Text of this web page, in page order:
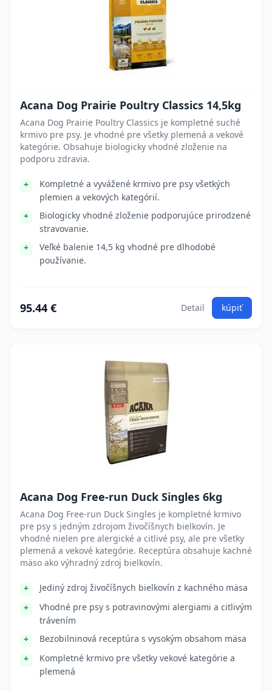
Acana Dog Prairie Poultry Classics 14,5kg
Acana Dog Prairie Poultry Classics je kompletné suché
krmivo pre psy. Je vhodné pre všetky plemená a vekové
kategórie. Obsahuje biologicky vhodné zloženie na
podporu zdravia.
Kompletné a vyvážené krmivo pre psy všetkých
plemien a vekových kategórií.
Biologicky vhodné zloženie podporujúce prirodzené
stravovanie.
Veľké balenie 14,5 kg vhodné pre dlhodobé
používanie.
95.44 € Detail kúpiť
Acana Dog Free-run Duck Singles 6kg
Acana Dog Free-run Duck Singles je kompletné krmivo
pre psy s jedným zdrojom živočíšnych bielkovín. Je
vhodné nielen pre alergické a citlivé psy, ale pre všetky
plemená a vekové kategórie. Receptúra obsahuje kachné
mäso ako výhradný zdroj bielkovín.
Jediný zdroj živočíšnych bielkovín z kachného mäsa
Vhodné pre psy s potravinovými alergiami a citlivým
trávením
Bezobilninová receptúra s vysokým obsahom mäsa
Kompletné krmivo pre všetky vekové kategórie a
plemená